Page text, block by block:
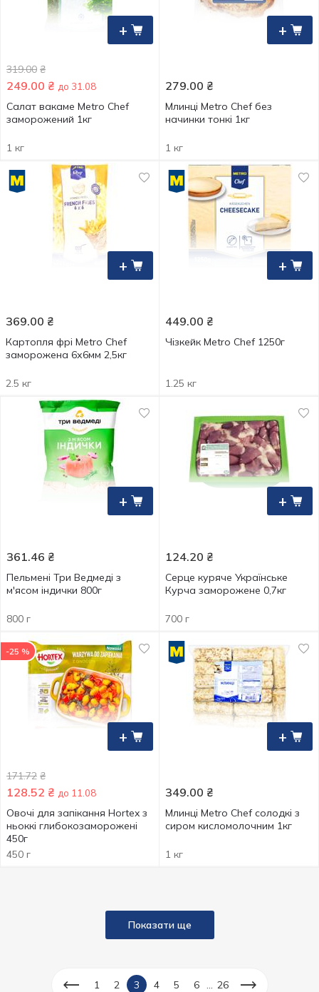
+
319.00 ₴
249.00 ₴ до 31.08
Салат вакаме Metro Chef
заморожений 1кг
1 кг
+
279.00 ₴
Млинці Metro Chef без
начинки тонкі 1кг
1 кг
+
369.00 ₴
Картопля фрі Metro Chef
заморожена 6х6мм 2,5кг
2.5 кг
+
449.00 ₴
Чізкейк Metro Chef 1250г
1.25 кг
+
361.46 ₴
Пельмені Три Ведмеді з
м'ясом індички 800г
800 г
+
124.20 ₴
Серце куряче Українське
Курча заморожене 0,7кг
700 г
+
-25 %
171.72 ₴
128.52 ₴ до 11.08
Овочі для запікання Hortex з
ньоккі глибокозаморожені
450г
450 г
+
349.00 ₴
Млинці Metro Chef солодкі з
сиром кисломолочним 1кг
1 кг
Показати ще
1 2 3 4 5 6 26